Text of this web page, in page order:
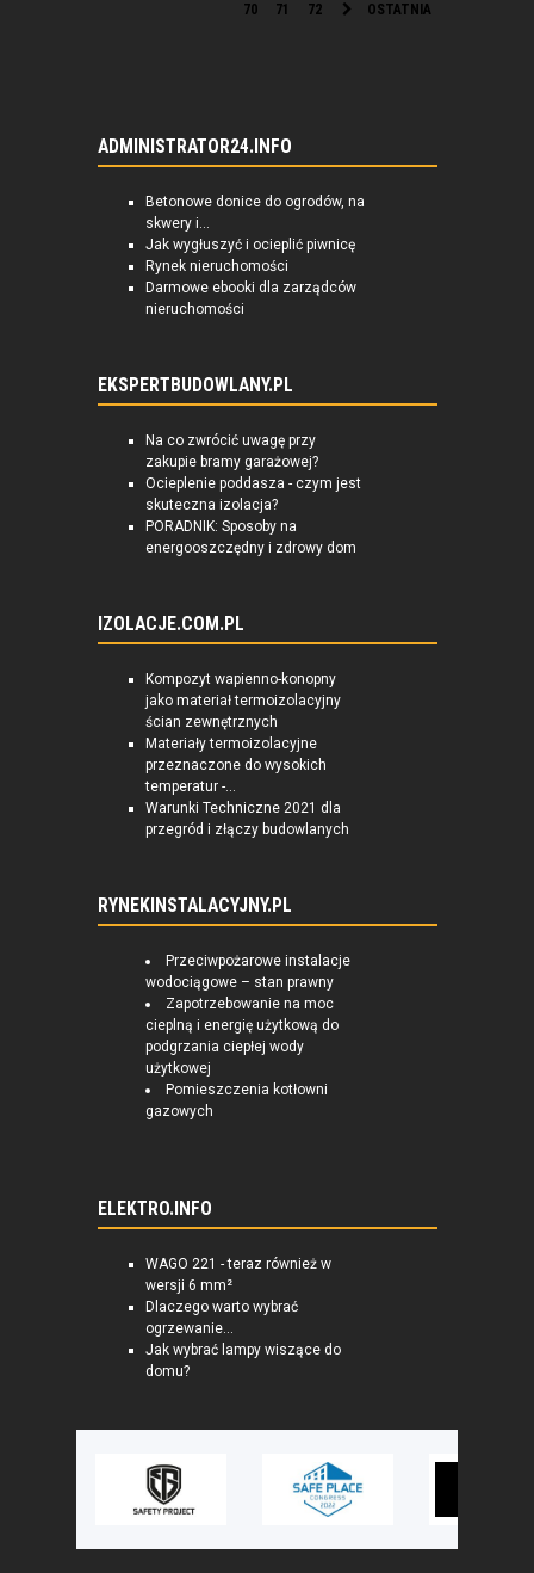
70 71 72 OSTATNIA
ADMINISTRATOR24.INFO
Betonowe donice do ogrodów, na
skwery i...
Jak wygłuszyć i ocieplić piwnicę
Rynek nieruchomości
Darmowe ebooki dla zarządców
nieruchomości
EKSPERTBUDOWLANY.PL
Na co zwrócić uwagę przy
zakupie bramy garażowej?
Ocieplenie poddasza - czym jest
skuteczna izolacja?
PORADNIK: Sposoby na
energooszczędny i zdrowy dom
IZOLACJE.COM.PL
Kompozyt wapienno-konopny
jako materiał termoizolacyjny
ścian zewnętrznych
Materiały termoizolacyjne
przeznaczone do wysokich
temperatur -...
Warunki Techniczne 2021 dla
przegród i złączy budowlanych
RYNEKINSTALACYJNY.PL
Przeciwpożarowe instalacje
wodociągowe – stan prawny
Zapotrzebowanie na moc
cieplną i energię użytkową do
podgrzania ciepłej wody
użytkowej
Pomieszczenia kotłowni
gazowych
ELEKTRO.INFO
WAGO 221 - teraz również w
wersji 6 mm²
Dlaczego warto wybrać
ogrzewanie...
Jak wybrać lampy wiszące do
domu?